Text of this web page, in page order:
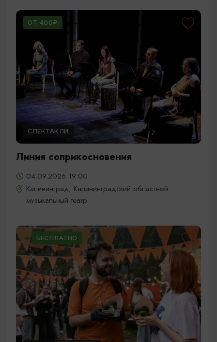
ОТ 400₽
СПЕКТАКЛИ
Линия соприкосновения
04.09.2026 19:00
Калининград, Калининградский областной
музыкальный театр
БЕСПЛАТНО